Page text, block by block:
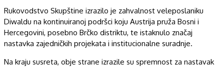
Rukovodstvo Skupštine izrazilo je zahvalnost veleposlaniku
Diwaldu na kontinuiranoj podršci koju Austrija pruža Bosni i
Hercegovini, posebno Brčko distriktu, te istaknulo značaj
nastavka zajedničkih projekata i institucionalne suradnje.
Na kraju susreta, obje strane izrazile su spremnost za nastavak